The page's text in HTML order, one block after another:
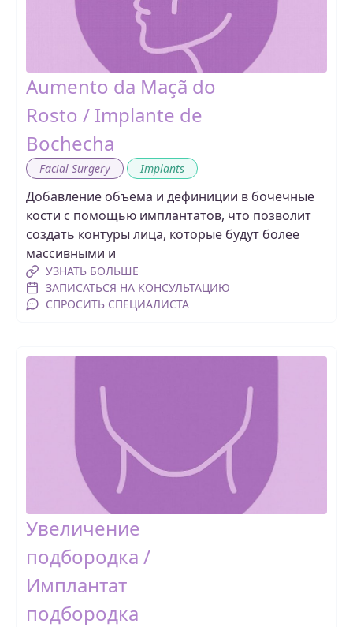
Aumento da Maçã do
Rosto / Implante de
Bochecha
Facial Surgery Implants
Добавление объема и дефиниции в бочечные
кости с помощью имплантатов, что позволит
создать контуры лица, которые будут более
массивными и
УЗНАТЬ БОЛЬШЕ
ЗАПИСАТЬСЯ НА КОНСУЛЬТАЦИЮ
СПРОСИТЬ СПЕЦИАЛИСТА
Увеличение
подбородка /
Имплантат
подбородка